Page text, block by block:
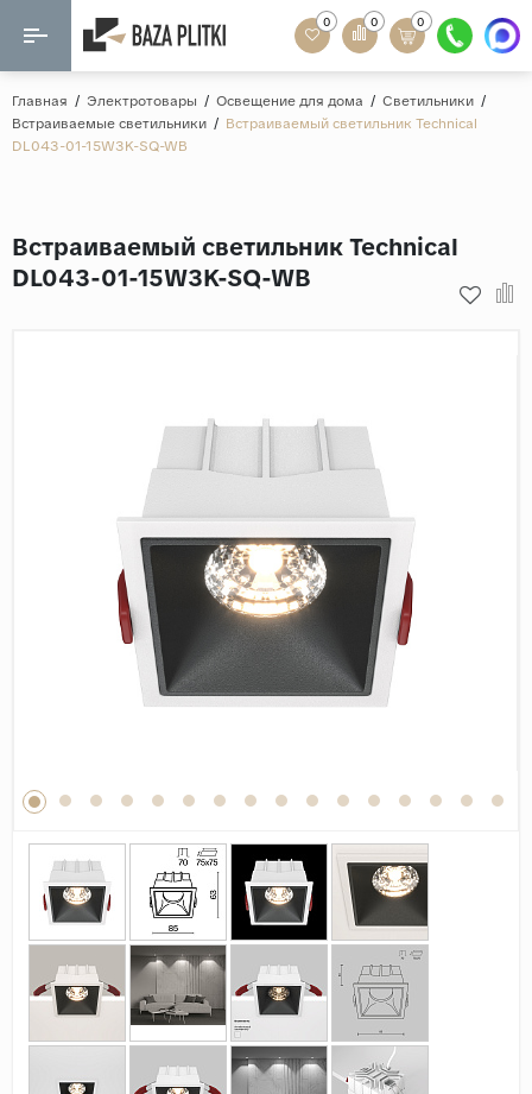
Назад
Керамогранит
Назад
20x120
Рисунок
Мрамор
Дерево
Камень
Оникс
Бетон
Декор
Поверхность
Матовая
Лаппатированная
Сатинированная
Карвинг
Структурная
Антискользящая
Мозаика
0 0 0
Главная / Электротовары / Освещение для дома / Светильники /
Встраиваемые светильники / Встраиваемый светильник Technical
DL043-01-15W3K-SQ-WB
Встраиваемый светильник Technical
DL043-01-15W3K-SQ-WB